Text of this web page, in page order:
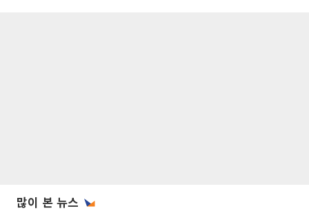
많이 본 뉴스